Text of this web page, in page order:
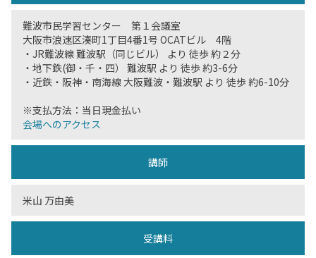
難波市民学習センター 第１会議室
大阪市浪速区湊町1丁目4番1号 OCATビル 4階
・JR難波線 難波駅（同じビル） より 徒歩 約２分
・地下鉄(御・千・四） 難波駅 より 徒歩 約3-6分
・近鉄・阪神・南海線 大阪難波・難波駅 より 徒歩 約6-10分
※支払方法：当日現金払い
会場へのアクセス
講師
米山 万由美
受講料